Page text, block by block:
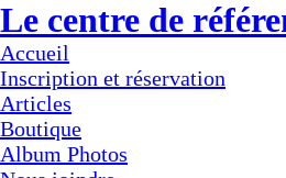
Le centre de
Accueil
Inscription et réservation
Articles
Boutique
Album Photos